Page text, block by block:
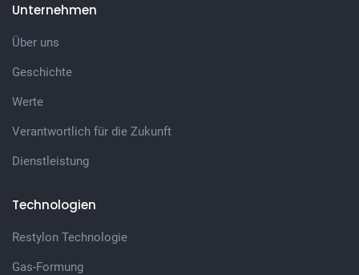
Unternehmen
Über uns
Geschichte
Werte
Verantwortlich für die Zukunft
Dienstleistung
Technologien
Restylon Technologie
Gas-Formung